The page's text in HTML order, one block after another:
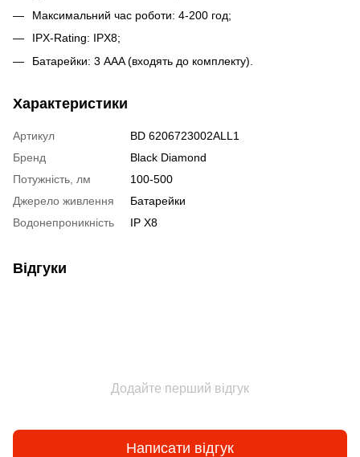
Максимальний час роботи: 4-200 год;
IPX-Rating: IPX8;
Батарейки: 3 AАA (входять до комплекту).
Характеристики
Артикул
BD 6206723002ALL1
Бренд
Black Diamond
Потужність, лм
100-500
Джерело живлення
Батарейки
Водонепроникність
IP X8
Відгуки
Додайте перший відгук
Написати відгук